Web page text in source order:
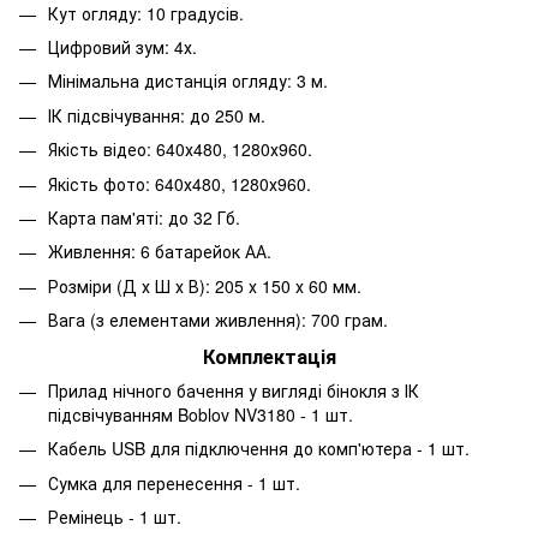
Кут огляду: 10 градусів.
Цифровий зум: 4х.
Мінімальна дистанція огляду: 3 м.
ІК підсвічування: до 250 м.
Якість відео: 640х480, 1280х960.
Якість фото: 640х480, 1280х960.
Карта пам'яті: до 32 Гб.
Живлення: 6 батарейок АА.
Розміри (Д х Ш х В): 205 х 150 х 60 мм.
Вага (з елементами живлення): 700 грам.
Комплектація
Прилад нічного бачення у вигляді бінокля з ІК
підсвічуванням Boblov NV3180 - 1 шт.
Кабель USB для підключення до комп'ютера - 1 шт.
Сумка для перенесення - 1 шт.
Ремінець - 1 шт.